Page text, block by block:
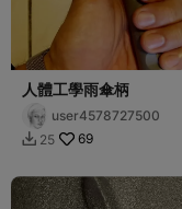
人體工學雨傘柄
user4578727500
 25 69